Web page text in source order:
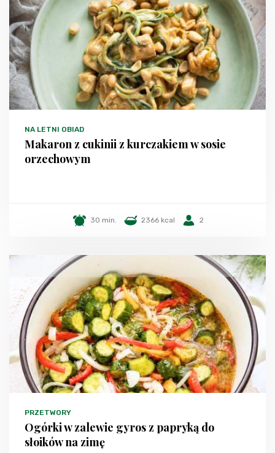
NA LETNI OBIAD
Makaron z cukinii z kurczakiem w sosie
orzechowym
30 min. 2366 kcal 2
PRZETWORY
Ogórki w zalewie gyros z papryką do
słoików na zimę